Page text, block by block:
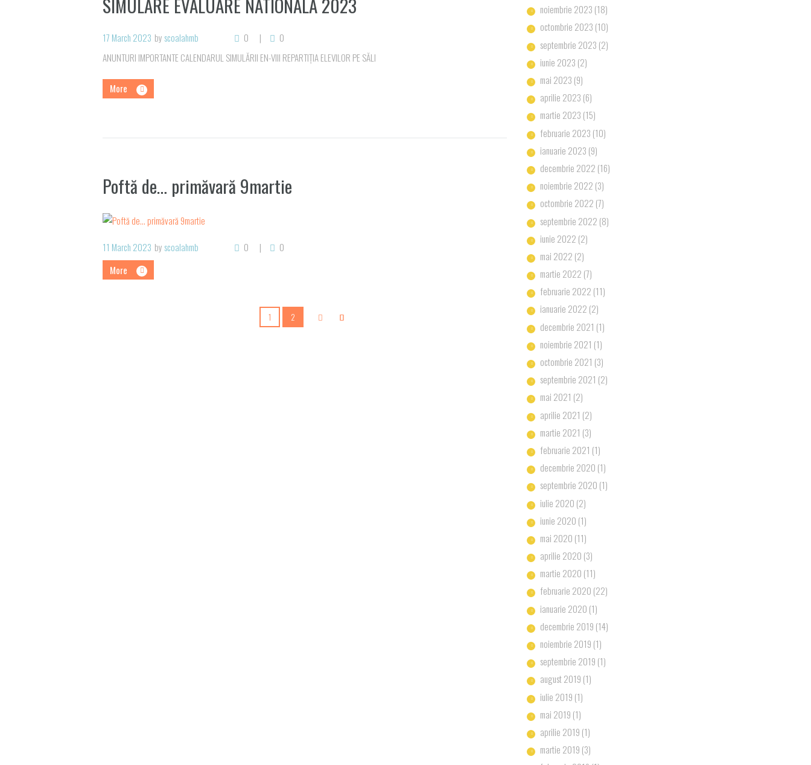
17 March 2023 by scoalahmb 0
0
ANUNTURI IMPORTANTE CALENDARUL SIMULĂRII EN-VIII REPARTIȚIA ELEVILOR PE SĂLI
More
Poftă de… primăvară 9martie
11 March 2023 by scoalahmb 0
0
More
1 2
noiembrie 2023 (18)
octombrie 2023 (10)
septembrie 2023 (2)
iunie 2023 (2)
mai 2023 (9)
aprilie 2023 (6)
martie 2023 (15)
februarie 2023 (10)
ianuarie 2023 (9)
decembrie 2022 (16)
noiembrie 2022 (3)
octombrie 2022 (7)
septembrie 2022 (8)
iunie 2022 (2)
mai 2022 (2)
martie 2022 (7)
februarie 2022 (11)
ianuarie 2022 (2)
decembrie 2021 (1)
noiembrie 2021 (1)
octombrie 2021 (3)
septembrie 2021 (2)
mai 2021 (2)
aprilie 2021 (2)
martie 2021 (3)
februarie 2021 (1)
decembrie 2020 (1)
septembrie 2020 (1)
iulie 2020 (2)
iunie 2020 (1)
mai 2020 (11)
aprilie 2020 (3)
martie 2020 (11)
februarie 2020 (22)
ianuarie 2020 (1)
decembrie 2019 (14)
noiembrie 2019 (1)
septembrie 2019 (1)
august 2019 (1)
iulie 2019 (1)
mai 2019 (1)
aprilie 2019 (1)
martie 2019 (3)